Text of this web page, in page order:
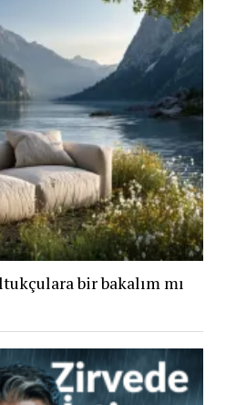
bir bakalım mı